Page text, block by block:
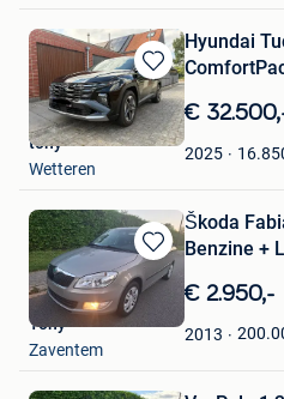
Bewaren
in
Mijn
Favorieten
Hyundai
€
2025
tony
Wetteren
Bewaren
in
Mijn
Favorieten
Škoda
Benzine +
€ 2.950,-
2013
Tony
Zaventem